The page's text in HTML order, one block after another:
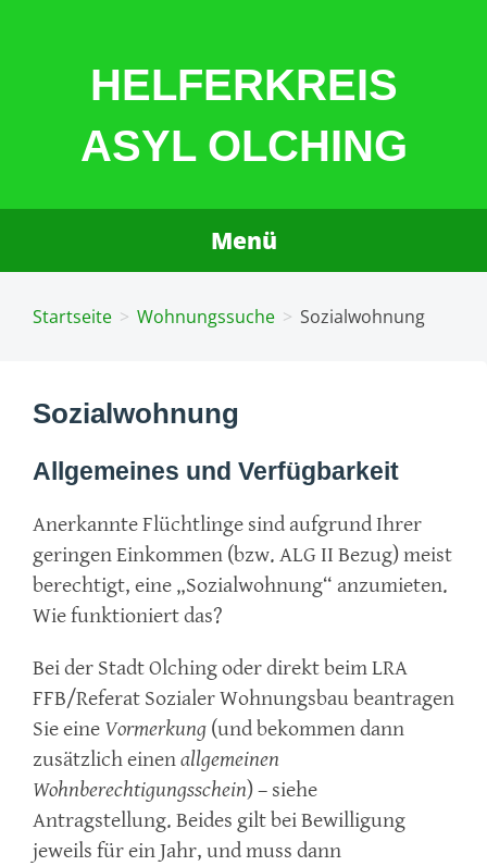
HELFERKREIS
ASYL OLCHING
Menü
Startseite Wohnungssuche Sozialwohnung
Sozialwohnung
Allgemeines und Verfügbarkeit
Anerkannte Flüchtlinge sind aufgrund Ihrer
geringen Einkommen (bzw. ALG II Bezug) meist
berechtigt, eine „Sozialwohnung“ anzumieten.
Wie funktioniert das?
Bei der Stadt Olching oder direkt beim LRA
FFB/Referat Sozialer Wohnungsbau beantragen
Sie eine Vormerkung (und bekommen dann
zusätzlich einenallgemeinen
Wohnberechtigungsschein) – siehe
Antragstellung. Beides gilt bei Bewilligung
jeweils für ein Jahr, und muss dann